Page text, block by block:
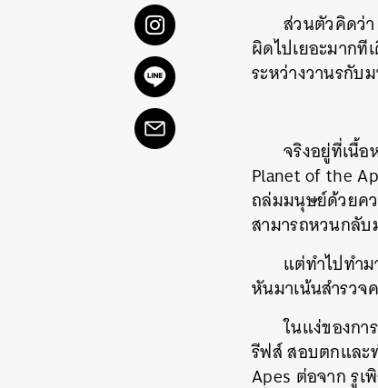
ส่วนตัวคิดว่
ผิดไปเยอะมากที
ระหว่างวานรกับ
จริงอยู่ที่เนื้
Planet of the
ถล่มมนุษย์ด้วยคว
สามารถหวนกลับ
แต่ทำไปทำ
หันมาเน้นสำรวจ
ในแง่ของก
รีฟส์ สอบตกและ
Apes ต่อจาก รูเ